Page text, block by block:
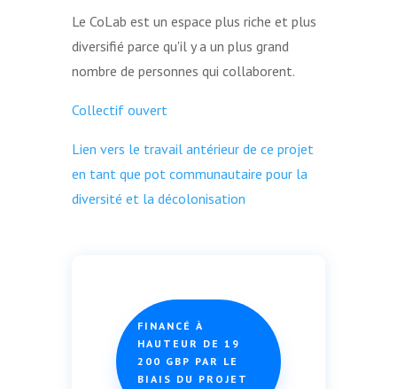
Le CoLab est un espace plus riche et plus
diversifié parce qu'il y a un plus grand
nombre de personnes qui collaborent.
Collectif ouvert
Lien vers le travail antérieur de ce projet
en tant que pot communautaire pour la
diversité et la décolonisation
FINANCÉ À
HAUTEUR DE 19
200 GBP PAR LE
BIAIS DU PROJET